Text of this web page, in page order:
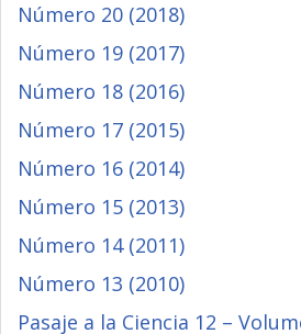
Número 20 (2018)
Número 19 (2017)
Número 18 (2016)
Número 17 (2015)
Número 16 (2014)
Número 15 (2013)
Número 14 (2011)
Número 13 (2010)
Pasaje a la Ciencia 12 –